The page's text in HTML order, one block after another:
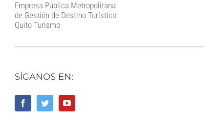
Empresa Pública Metropolitana
de Gestión de Destino Turístico
Quito Turismo
SÍGANOS EN: